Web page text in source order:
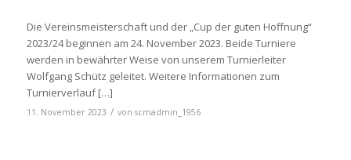
Die Vereinsmeisterschaft und der „Cup der guten Hoffnung“
2023/24 beginnen am 24. November 2023. Beide Turniere
werden in bewährter Weise von unserem Turnierleiter
Wolfgang Schütz geleitet. Weitere Informationen zum
Turnierverlauf […]
11. November 2023 / von scmadmin_1956